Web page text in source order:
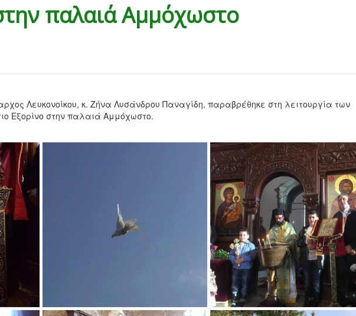
παλαιά Αμμόχωστο
Λευκονοίκου, κ. Ζήνα Λυσάνδρου Παναγίδη, παραβρέθηκε στη λειτουργία των
Εξορίνο στην παλαιά Αμμόχωστο.